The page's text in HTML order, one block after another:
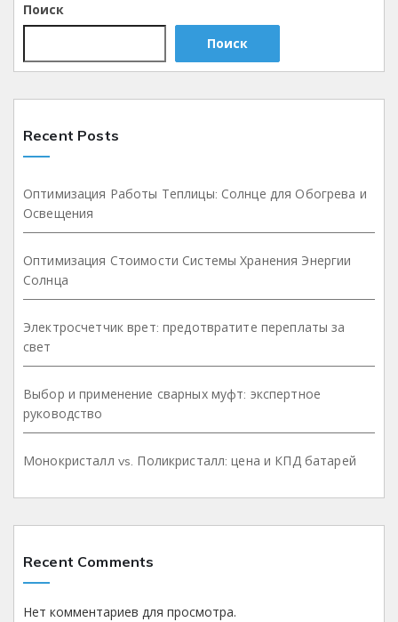
Поиск
Поиск
Recent Posts
Оптимизация Работы Теплицы: Солнце для Обогрева и
Освещения
Оптимизация Стоимости Системы Хранения Энергии
Солнца
Электросчетчик врет: предотвратите переплаты за
свет
Выбор и применение сварных муфт: экспертное
руководство
Монокристалл vs. Поликристалл: цена и КПД батарей
Recent Comments
Нет комментариев для просмотра.